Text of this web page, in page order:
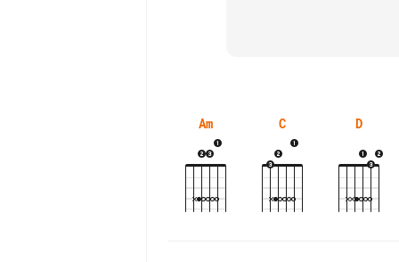
Am C D